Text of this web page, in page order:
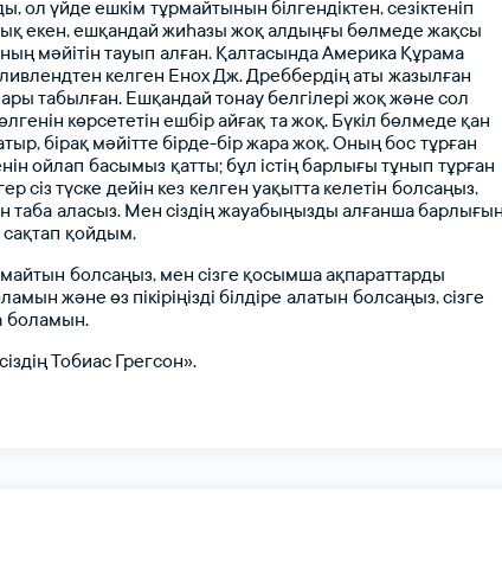
ол үйде ешкім тұрмайтынын білгендіктен,сезіктеніп
екен,ешқандай жиһазы жоқалдыңғы бөлмеде жақсы
мәйітін тауып алған. ҚалтасындаАмерика Құрама
келген ЕнохДж.Дреббердіңаты жазылған
табылған. Ешқандай тонаубелгілері жоқжәне сол
көрсететін ешбірайғақ тажоқ. Бүкіл бөлмеде қан
бірақ мәйітте бірде-біржаражоқ.Оныңбос тұрған
ойлап басымыз қатты;бұл істіңбарлығы тұнып тұрған
сізтүске дейін кез келген уақытта келетін болсаңыз,
таба аласыз. Мен сіздіңжауабыңызды алғаншабарлығын
сақтап қойдым.
болсаңыз, мен сізге қосымшаақпараттарды
және өз пікіріңізді білдіре алатын болсаңыз,сізге
боламын.
сіздіңТобиас Грегсон».